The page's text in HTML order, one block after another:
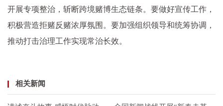
开展专项整治，斩断跨境赌博生态链条。要做好宣传工作，
积极营造拒赌反赌浓厚氛围。要加强组织领导和统筹协调，
推动打击治理工作实现常治长效。
相关新闻